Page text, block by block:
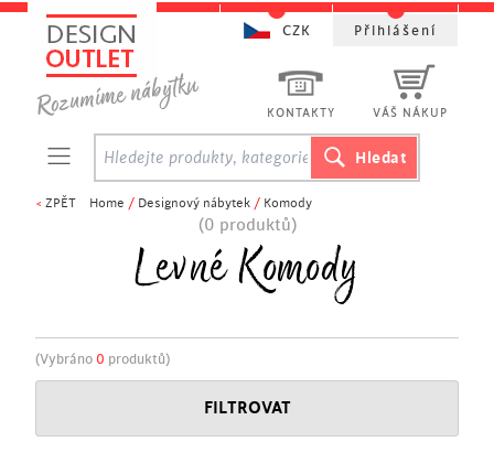
< ZPĚT Home / Designový nábytek / Komody
(0 produktů)
Levné Komody
(Vybráno 0 produktů)
FILTROVAT
KONTAKTY VÁŠ NÁKUP
CZK Přihlášení